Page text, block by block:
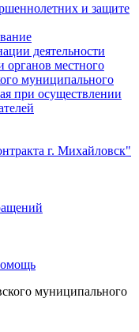
и защите
деятельности
органов местного
муниципального
при осуществлении
г. Михайловск"
муниципального